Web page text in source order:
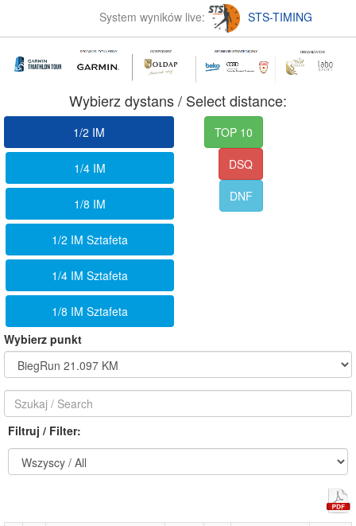
System wyników live: STS-TIMING
Wybierz dystans / Select distance:
1/2 IM
1/4 IM
1/8 IM
1/2 IM Sztafeta
1/4 IM Sztafeta
1/8 IM Sztafeta
TOP 10
DSQ
DNF
Wybierz punkt
Filtruj / Filter: